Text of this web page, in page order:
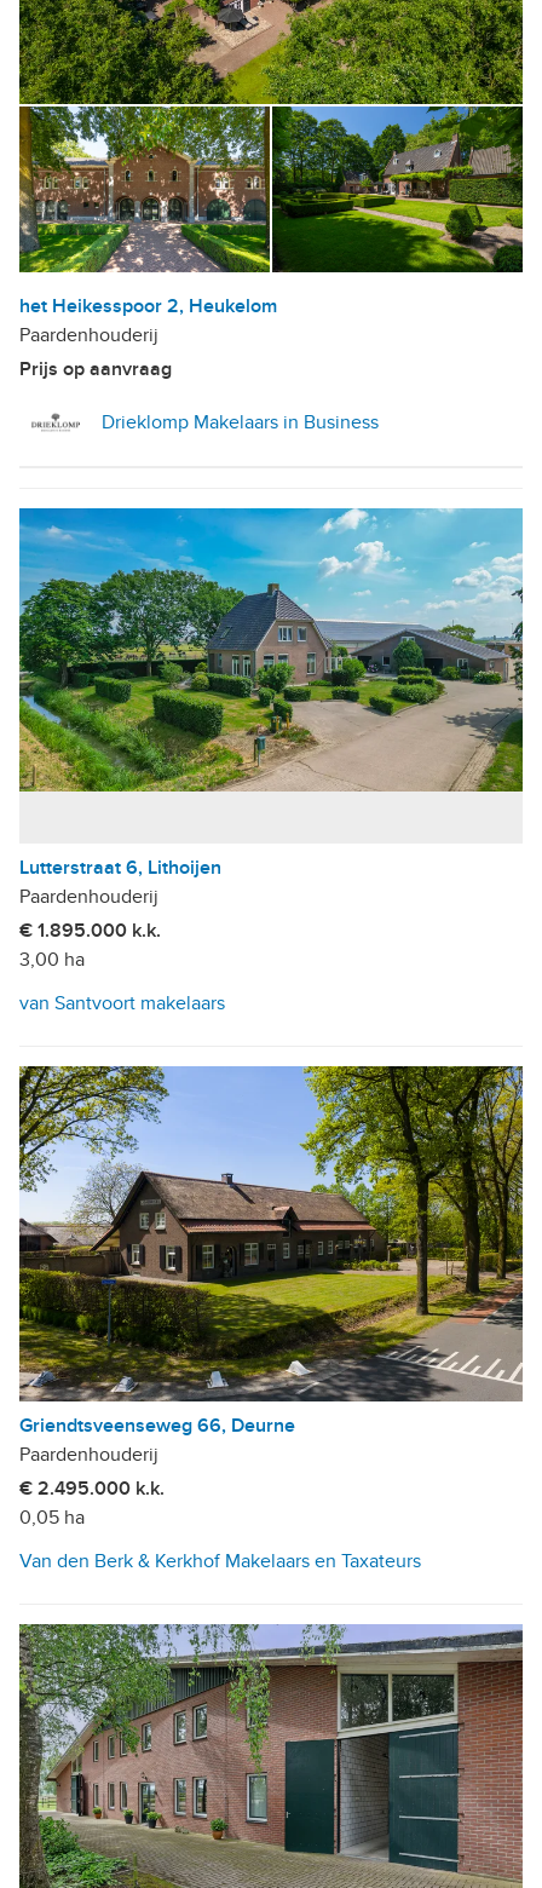
het Heikesspoor 2, Heukelom
Paardenhouderij
Prijs op aanvraag
Drieklomp Makelaars in Business
Lutterstraat 6, Lithoijen
Paardenhouderij
€ 1.895.000 k.k.
3,00 ha
van Santvoort makelaars
Griendtsveenseweg 66, Deurne
Paardenhouderij
€ 2.495.000 k.k.
0,05 ha
Van den Berk & Kerkhof Makelaars en Taxateurs